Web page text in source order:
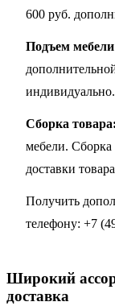
600 руб.
Подъем
индивидуально.
Сборка товара:
мебели. Сборка
доставки
Получить
телефону: +7
Широкий
доставка